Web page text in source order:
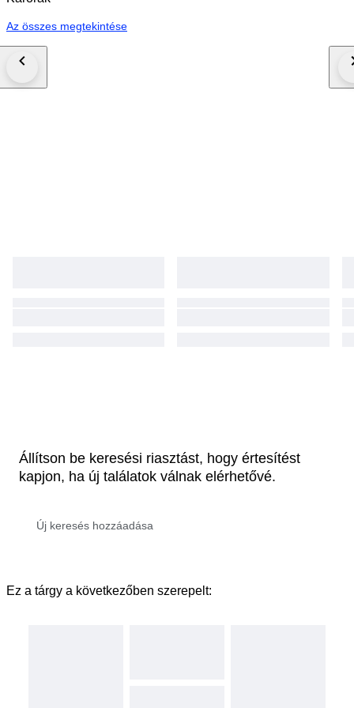
Az összes megtekintése
Állítson be keresési riasztást, hogy értesítést
kapjon, ha új találatok válnak elérhetővé.
Ez a tárgy a következőben szerepelt: